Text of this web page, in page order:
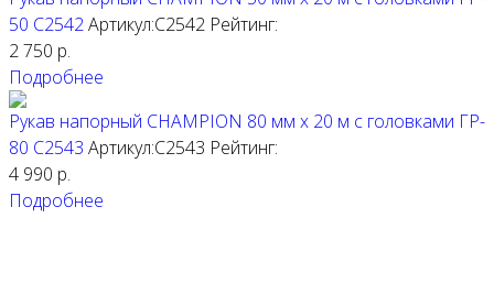
50 C2542Артикул:C2542 Рейтинг:
2 750 р.
Подробнее
Рукав напорный CHAMPION 80 мм х 20 м с головками ГР-
80 C2543 Артикул:C2543 Рейтинг:
4 990 р.
Подробнее